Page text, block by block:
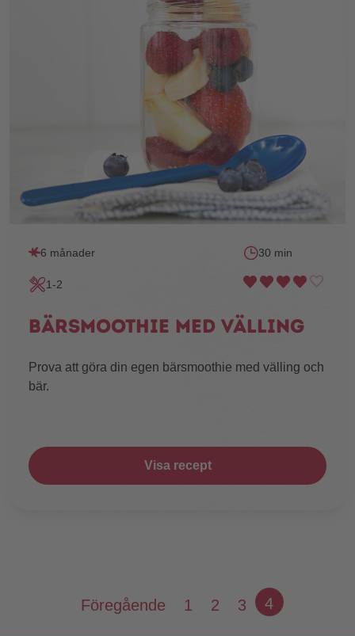
6 månader 30 min
1-2
Bärsmoothie med välling
Prova att göra din egen bärsmoothie med välling och
bär.
Visa recept
Pagination
Föregående 1 2 3 4